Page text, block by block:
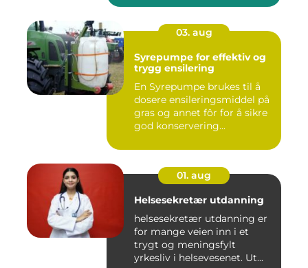
03. aug
Syrepumpe for effektiv og
trygg ensilering
En Syrepumpe brukes til å
dosere ensileringsmiddel på
gras og annet fôr for å sikre
god konservering...
01. aug
Helsesekretær utdanning
helsesekretær utdanning er
for mange veien inn i et
trygt og meningsfylt
yrkesliv i helsevesenet. Ut...